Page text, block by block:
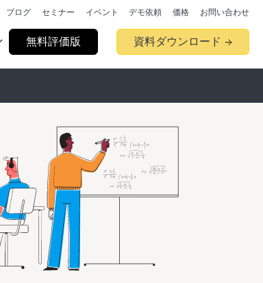
無料評価版 資料ダウンロード
ブログ セミナー イベント デモ依頼 価格 お問い合わせ